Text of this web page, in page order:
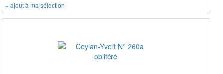
+ ajout à ma sélection